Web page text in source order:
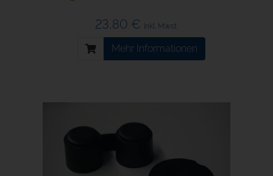
23,80 € inkl. Mwst.
Mehr Informationen